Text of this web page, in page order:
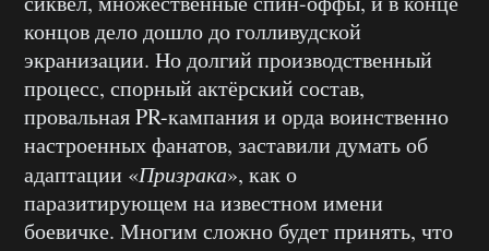
концов дело дошло до голливудской
экранизации. Но долгий производственный
процесс, спорный актёрский состав,
провальная PR-кампания и орда воинственно
настроенных фанатов, заставили думать об
адаптации «Призрака», как о
паразитирующем на известном имени
боевичке. Многим сложно будет принять, что